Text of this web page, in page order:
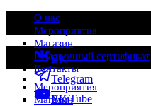
О нас
Мероприятия
Магазин
Подарочный сертификат
Контакты
ВК
ВК
Telegram
YouTube
Мероприятия
Магазин